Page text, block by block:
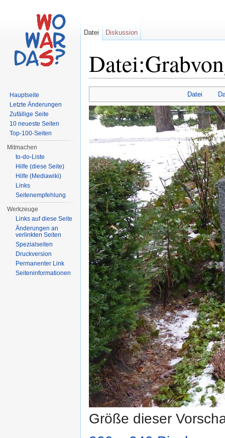
Datei
Größe dieser
Datei Diskussion
Hauptseite
Letzte Änderungen
Zufällige Seite
10 neueste Seiten
Top-100-Seiten
Mitmachen
to-do-Liste
Hilfe (diese Seite)
Hilfe (Mediawiki)
Links
Seitenempfehlung
Werkzeuge
Links auf diese Seite
Änderungen an
verlinkten Seiten
Spezialseiten
Druckversion
Permanenter Link
Seiteninformationen